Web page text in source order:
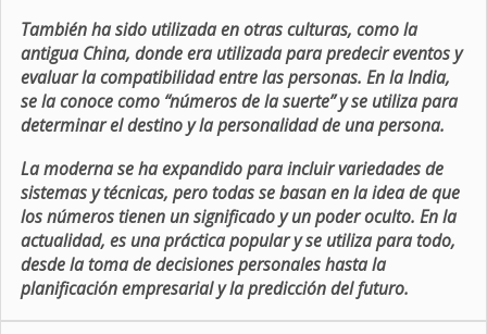
También ha sido utilizada en otras culturas, como la
antigua China, donde era utilizada para predecir eventos y
evaluar la compatibilidad entre las personas. En la India,
se la conoce como “números de la suerte” y se utiliza para
determinar el destino y la personalidad de una persona.
La moderna se ha expandido para incluir variedades de
sistemas y técnicas, pero todas se basan en la idea de que
los números tienen un significado y un poder oculto. En la
actualidad, es una práctica popular y se utiliza para todo,
desde la toma de decisiones personales hasta la
planificación empresarial y la predicción del futuro.